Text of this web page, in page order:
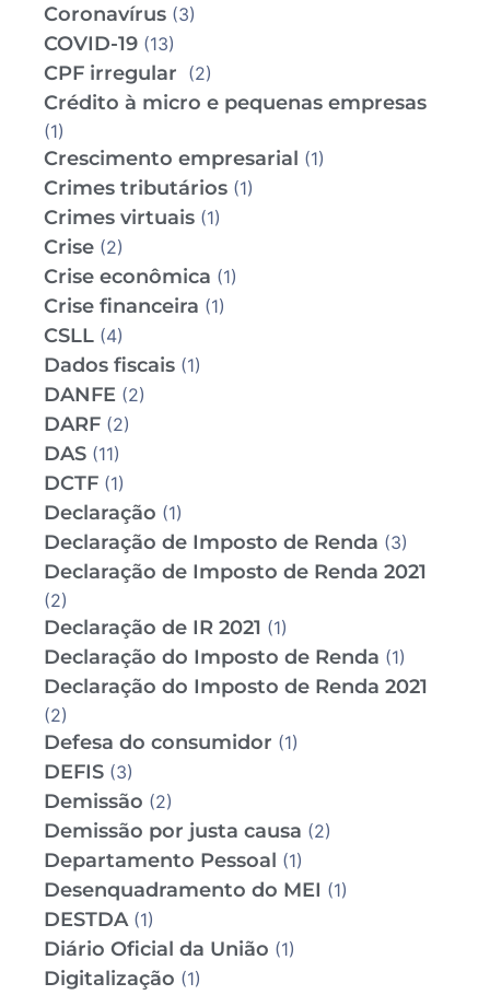
Coronavírus (3)
COVID-19 (13)
CPF irregular (2)
Crédito à micro e pequenas empresas
(1)
Crescimento empresarial (1)
Crimes tributários (1)
Crimes virtuais (1)
Crise (2)
Crise econômica (1)
Crise financeira (1)
CSLL (4)
Dados fiscais (1)
DANFE (2)
DARF (2)
DAS (11)
DCTF (1)
Declaração (1)
Declaração de Imposto de Renda (3)
Declaração de Imposto de Renda 2021
(2)
Declaração de IR 2021 (1)
Declaração do Imposto de Renda (1)
Declaração do Imposto de Renda 2021
(2)
Defesa do consumidor (1)
DEFIS (3)
Demissão (2)
Demissão por justa causa (2)
Departamento Pessoal (1)
Desenquadramento do MEI (1)
DESTDA(1)
Diário Oficial da União (1)
Digitalização (1)